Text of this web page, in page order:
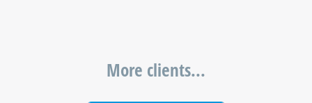
More clients...